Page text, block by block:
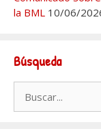
la BML 10/06/
Búsqueda